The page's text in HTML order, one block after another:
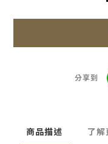
分享到
商品描述 了解